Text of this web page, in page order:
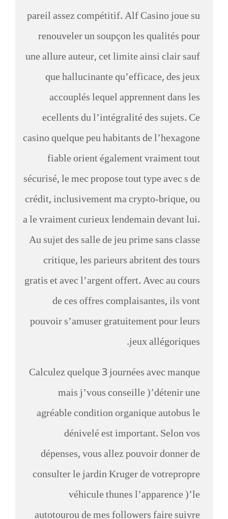
pareil assez compétitif. Alf Casino joue su
renouveler un soupçon les qualités pour
une allure auteur, cet limite ainsi clair sauf
que hallucinante qu’efficace, des jeux
accouplés lequel apprennent dans les
ecellents du l’intégralité des sujets. Ce
casino quelque peu habitants de l’hexagone
fiable orient également vraiment tout
sécurisé, le mec propose tout type avec s de
crédit, inclusivement ma crypto-brique, ou
a le vraiment curieux lendemain devant lui.
Au sujet des salle de jeu prime sans classe
critique, les parieurs abritent des tours
gratis et avec l’argent offert. Avec au cours
de ces offres complaisantes, ils vont
pouvoir s’amuser gratuitement pour leurs
jeux allégoriques.
Calculez quelque 3 journées avec manque
mais j’vous conseille )’détenir une
agréable condition organique autobus le
dénivelé est important. Selon vos
dépenses, vous allez pouvoir donner de
consulter le jardin Kruger de votrepropre
véhicule thunes l’apparence )’le